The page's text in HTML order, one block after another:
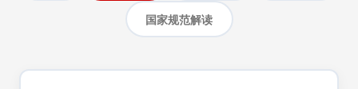
国家规范解读